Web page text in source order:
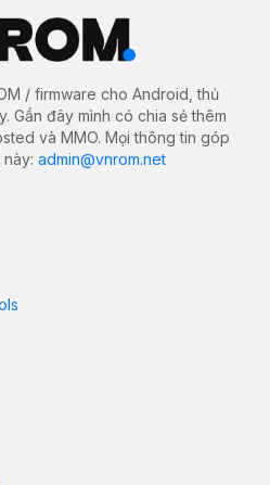
Adobe After Effects
và đồ họa chuyển động
những công cụ mạnh mẽ